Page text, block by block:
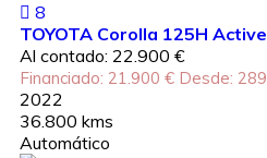
8
TOYOTA Corolla 125H
Al contado: 22.900 €
Financiado: 21.900 € Desde:
2022
36.800 kms
Automático